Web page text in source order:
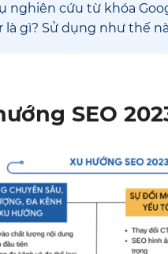
nghiên cứu từ khóa
là gì? Sử dụng như thế
SEO